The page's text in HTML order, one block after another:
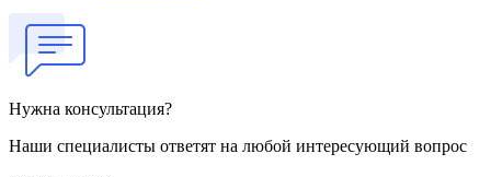
Нужна консультация?
Наши специалисты ответят на любой интересующий вопрос